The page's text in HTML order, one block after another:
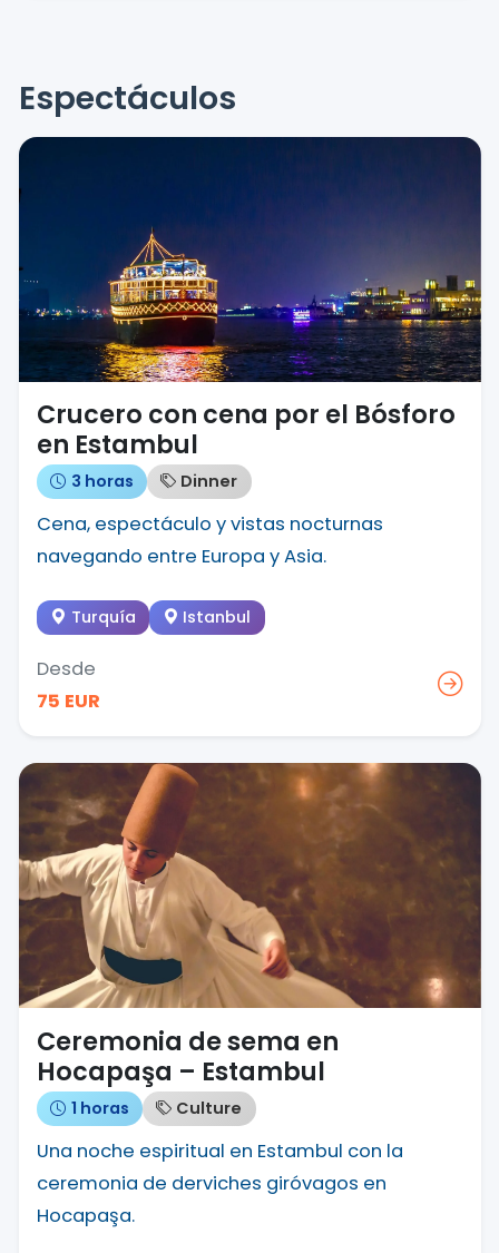
Espectáculos
Crucero con cena por el Bósforo
en Estambul
3 horas Dinner
Cena, espectáculo y vistas nocturnas
navegando entre Europa y Asia.
Turquía Istanbul
Desde
75 EUR
Ceremonia de sema en
Hocapaşa – Estambul
1 horas Culture
Una noche espiritual en Estambul con la
ceremonia de derviches giróvagos en
Hocapaşa.